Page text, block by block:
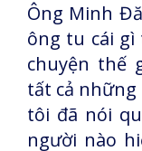
Ông Minh
ông tu cái
chuyện thế
tất cả
tôi đã nói
người nào